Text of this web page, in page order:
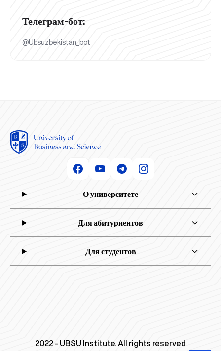
Телеграм-бот:
@Ubsuzbekistan_bot
О университете
Для абитуриентов
Для студентов
2022 - UBSU Institute. All rights reserved